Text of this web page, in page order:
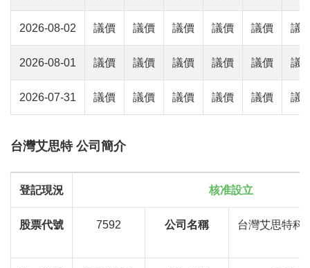
2026-08-02 議價 議價 議價 議價 議價 議
2026-08-01 議價 議價 議價 議價 議價 議
2026-07-31 議價 議價 議價 議價 議價 議
台灣艾思特 公司簡介
登記現況 核准設立
股票代號 7592 公司名稱 台灣艾思特科